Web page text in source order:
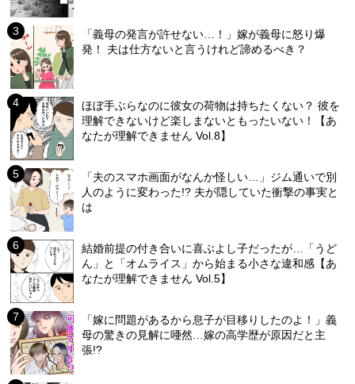
「義母の発言が許せない…！」嫁が義母に怒り爆
発！ 夫は仕方ないと言うけれど諦めるべき？
ほぼ手ぶらなのに彼女の荷物は持ちたくない？ 彼を
理解できないけど楽しまないともったいない！【あ
なたが理解できません Vol.8】
「夫のスマホ画面がなんか怪しい…」ジム通いで別
人のように変わった!? 夫が隠していた衝撃の事実と
は
結婚前提の付き合いに喜ぶよし子だったが…「うど
ん」と「オムライス」から始まる小さな違和感【あ
なたが理解できません Vol.5】
「嫁に問題があるから息子が目移りしたのよ！」義
母の驚きの見解に唖然…嫁の高学歴が原因だと主
張!?